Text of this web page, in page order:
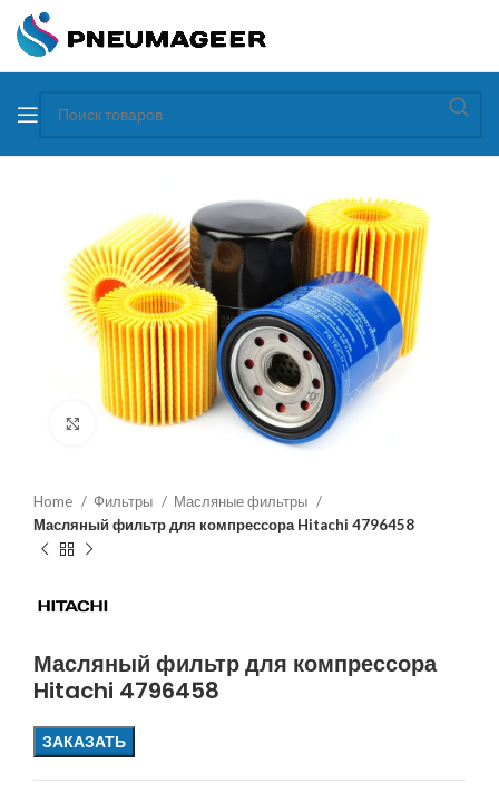
Увеличить
Home Фильтры
Масляные фильтры
Масляный фильтр для компрессора Hitachi 4796458
Масляный фильтр для компрессора
Hitachi 4796458
ЗАКАЗАТЬ